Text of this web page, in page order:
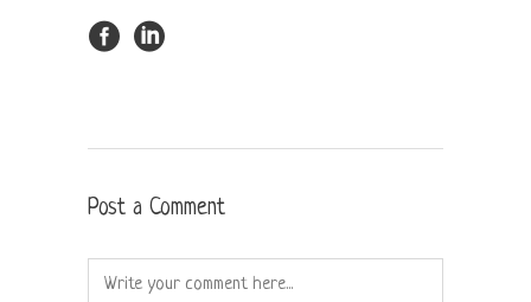
Post a Comment